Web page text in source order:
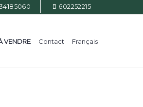
602252215
VENDRE Contact Français